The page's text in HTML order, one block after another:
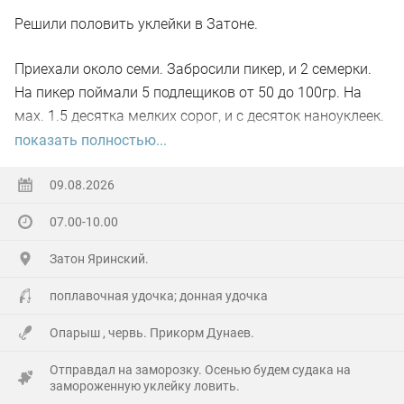
Даже дыхание перехватывало... А особенно, когда
развернётся... Ух, блин...)))
Побродил по речке часа два всего, прошёл только два
переката. Но столько удовольствий получил от
речушке, и от тишины, нарушаемой только птицами и
само-собой))
ельцы плохо реагировали на крупных мушек. И, как
показалось, на светлые тоже активность была
репейника...
Решили половить уклейки в Затоне.
Приехали около семи. Забросили пикер, и 2 семерки.
На пикер поймали 5 подлещиков от 50 до 100гр. На
мах. 1.5 десятка мелких сорог, и с десяток наноуклеек.
Дно все зарасло травой,, кормушку 30 гр не протянуть.
нечего. Все всем НХНЧ.
показать полностью...
09.08.2026
07.00-10.00
Затон Яринский.
поплавочная удочка; донная удочка
Опарыш , червь. Прикорм Дунаев.
Отправдал на заморозку. Осенью будем судака на
замороженную уклейку ловить.